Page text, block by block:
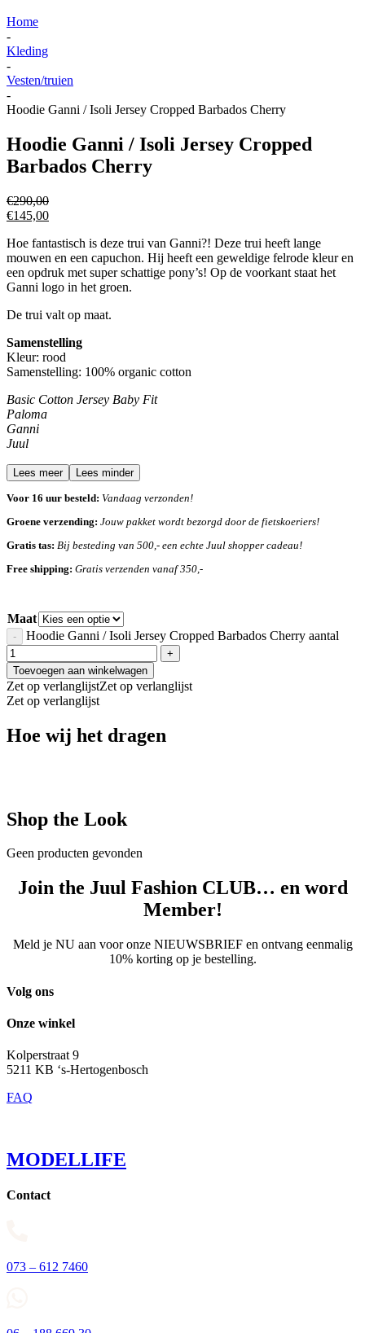
Home
-
Kleding
-
Vesten/truien
-
Hoodie Ganni / Isoli Jersey Cropped Barbados Cherry
Hoodie Ganni / Isoli Jersey Cropped
Barbados Cherry
€290,00
€145,00
Hoe fantastisch is deze trui van Ganni?! Deze trui heeft lange
mouwen en een capuchon. Hij heeft een geweldige felrode kleur en
een opdruk met super schattige pony’s! Op de voorkant staat het
Ganni logo in het groen.
De trui valt op maat.
Samenstelling
Kleur: rood
Samenstelling: 100% organic cotton
Basic Cotton Jersey Baby Fit
Paloma
Ganni
Juul
Lees meer Lees minder
Voor 16 uur besteld: Vandaag verzonden!
Groene verzending: Jouw pakket wordt bezorgd door de fietskoeriers!
Gratis tas: Bij besteding van 500,- een echte Juul shopper cadeau!
Free shipping: Gratis verzenden vanaf 350,-
Maat
Hoodie Ganni / Isoli Jersey Cropped Barbados Cherry aantal
Toevoegen aan winkelwagen
Zet op verlanglijstZet op verlanglijst
Zet op verlanglijst
Hoe wij het dragen
Shop the Look
Geen producten gevonden
Join the Juul Fashion CLUB… en word
Member!
Meld je NU aan voor onze NIEUWSBRIEF en ontvang eenmalig
10% korting op je bestelling.
Volg ons
Onze winkel
Kolperstraat 9
5211 KB ‘s-Hertogenbosch
FAQ
MODELLIFE
Contact
073 – 612 7460